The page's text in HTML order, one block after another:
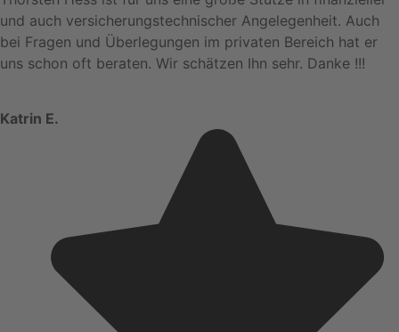
und auch versicherungstechnischer Angelegenheit. Auch
bei Fragen und Überlegungen im privaten Bereich hat er
uns schon oft beraten. Wir schätzen Ihn sehr. Danke !!!
Katrin E.